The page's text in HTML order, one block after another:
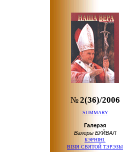
№2(36)/2006
SUMMARY
Галерэя
Валеры БУЙВАЛ
БЭРНІНІ.
ВІЗІЯ СВЯТОЙ ТЭРЭЗЫ